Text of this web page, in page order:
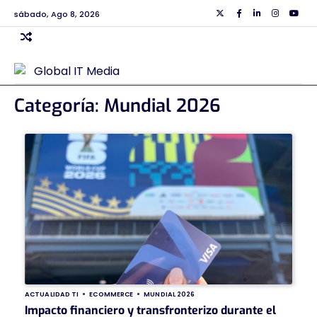
Skip
to
content
sábado, Ago 8, 2026 TwiiterFacebook
Linkedin
Categoría: Mundial 2026
ACTUALIDAD TI ECOMMERCE MUNDIAL 2026
Impacto financiero y transfronterizo durante el